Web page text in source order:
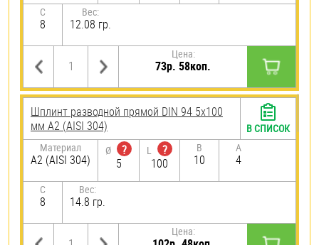
C
8
Вес:
12.08 гр.
Цена:
73р. 58коп.
Шплинт разводной прямой DIN 94 5х100
мм А2 (AISI 304)
Материал
А2 (AISI 304)
Ø
?
5
L
?
100
B
10
A
4
C
8
Вес:
14.8 гр.
Цена:
В СПИСОК